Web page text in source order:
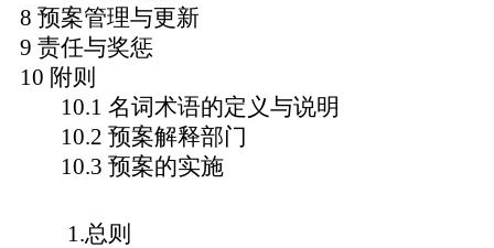
8 预案管理与更新
9 责任与奖惩
10 附则
10.1 名词术语的定义与说明
10.2 预案解释部门
10.3 预案的实施
1.总则